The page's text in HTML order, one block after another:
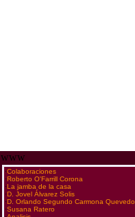
www
·Colaboraciones
·Roberto O'Farrill Corona
·La jamba de la casa
·D. Jovel Álvarez Solis
·D. Orlando Segundo Carmona Quevedo
·Susana Ratero